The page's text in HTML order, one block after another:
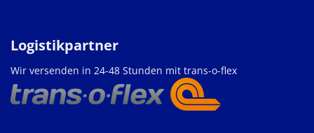
Logistikpartner
Wir versenden in 24-48 Stunden mit trans-o-flex